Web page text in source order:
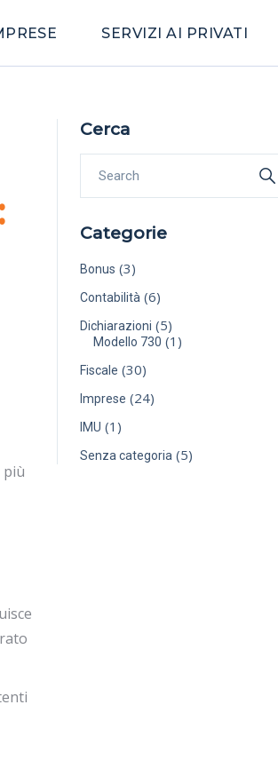
SERVIZI AI PRIVATI
più
Cerca
Categorie
Bonus (3)
Contabilità (6)
Dichiarazioni (5)
Modello 730 (1)
Fiscale (30)
Imprese (24)
IMU (1)
Senza categoria (5)